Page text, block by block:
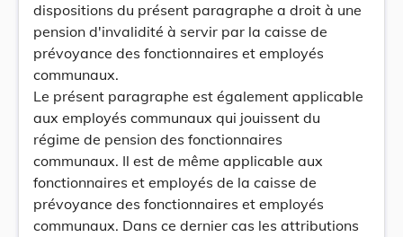
dispositions du présent paragraphe a droit à une
pension d'invalidité à servir par la caisse de
prévoyance des fonctionnaires et employés
communaux.
Le présent paragraphe est également applicable
aux employés communaux qui jouissent du
régime de pension des fonctionnaires
communaux. Il est de même applicable aux
fonctionnaires et employés de la caisse de
prévoyance des fonctionnaires et employés
communaux. Dans ce dernier cas les attributions